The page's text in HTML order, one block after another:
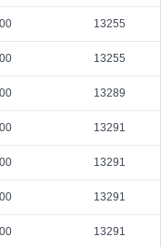
13255
13255
13289
13291
13291
13291
13291